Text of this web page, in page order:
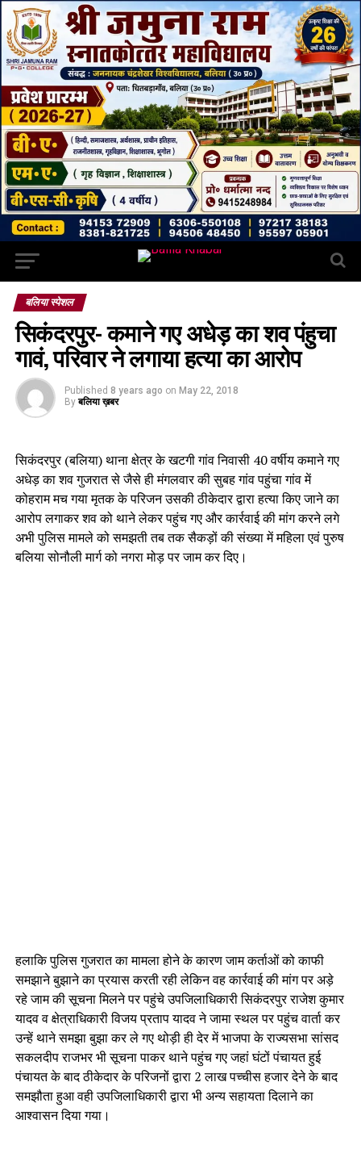
बलिया स्पेशल
सिकंदरपुर- कमाने गए अधेड़ का शव पंहुचा
गावं, परिवार ने लगाया हत्या का आरोप
Published 8 years ago on May 22, 2018
By बलिया ख़बर
सिकंदरपुर (बलिया) थाना क्षेत्र के खटगी गांव निवासी 40 वर्षीय कमाने गए
अधेड़ का शव गुजरात से जैसे ही मंगलवार की सुबह गांव पहुंचा गांव में
कोहराम मच गया मृतक के परिजन उसकी ठीकेदार द्वारा हत्या किए जाने का
आरोप लगाकर शव को थाने लेकर पहुंच गए और कार्रवाई की मांग करने लगे
अभी पुलिस मामले को समझती तब तक सैकड़ों की संख्या में महिला एवं पुरुष
बलिया सोनौली मार्ग को नगरा मोड़ पर जाम कर दिए।
हलाकि पुलिस गुजरात का मामला होने के कारण जाम कर्ताओं को काफी
समझाने बुझाने का प्रयास करती रही लेकिन वह कार्रवाई की मांग पर अड़े
रहे जाम की सूचना मिलने पर पहुंचे उपजिलाधिकारी सिकंदरपुर राजेश कुमार
यादव व क्षेत्राधिकारी विजय प्रताप यादव ने जामा स्थल पर पहुंच वार्ता कर
उन्हें थाने समझा बुझा कर ले गए थोड़ी ही देर में भाजपा के राज्यसभा सांसद
सकलदीप राजभर भी सूचना पाकर थाने पहुंच गए जहां घंटों पंचायत हुई
पंचायत के बाद ठीकेदार के परिजनों द्वारा 2 लाख पच्चीस हजार देने के बाद
समझौता हुआ वही उपजिलाधिकारी द्वारा भी अन्य सहायता दिलाने का
आश्वासन दिया गया।